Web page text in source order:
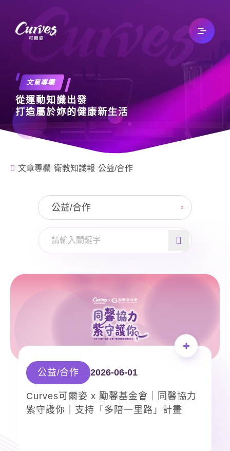
最新消息
文章專欄
加入我們
永續企業
聯絡我們
文章專欄
從運動知識出發
打造屬於妳的健康新生活
文章專欄 衛教知識報 公益/合作
公益/合作
公益/合作 2026-06-01
Curves可爾姿 x 勵馨基金會｜同馨協力
紫守護你｜支持「多陪一里路」計畫
成功送出